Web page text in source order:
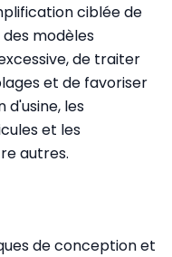
ciblée de
modèles
de traiter
et de favoriser
d'usine, les
et les
autres.
de conception et